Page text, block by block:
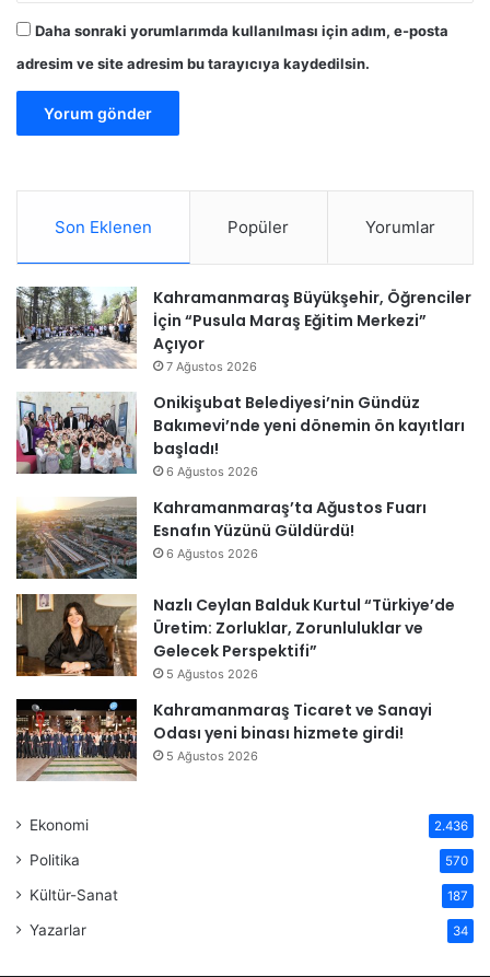
Daha sonraki yorumlarımda kullanılması için adım, e-posta
adresim ve site adresim bu tarayıcıya kaydedilsin.
Son Eklenen Popüler Yorumlar
Kahramanmaraş Büyükşehir, Öğrenciler
İçin “Pusula Maraş Eğitim Merkezi”
Açıyor
7 Ağustos 2026
Onikişubat Belediyesi’nin Gündüz
Bakımevi’nde yeni dönemin ön kayıtları
başladı!
6 Ağustos 2026
Kahramanmaraş’ta Ağustos Fuarı
Esnafın Yüzünü Güldürdü!
6 Ağustos 2026
Nazlı Ceylan Balduk Kurtul “Türkiye’de
Üretim: Zorluklar, Zorunluluklar ve
Gelecek Perspektifi”
5 Ağustos 2026
Kahramanmaraş Ticaret ve Sanayi
Odası yeni binası hizmete girdi!
5 Ağustos 2026
Ekonomi 2.436
Politika 570
Kültür-Sanat 187
Yazarlar 34